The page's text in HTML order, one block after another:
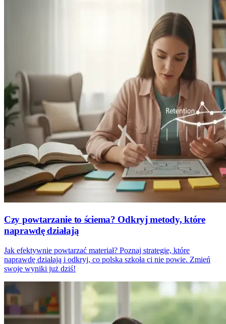
Czy powtarzanie to ściema? Odkryj metody, które
naprawdę działają
Jak efektywnie powtarzać materiał? Poznaj strategie, które
naprawdę działają i odkryj, co polska szkoła ci nie powie. Zmień
swoje wyniki już dziś!